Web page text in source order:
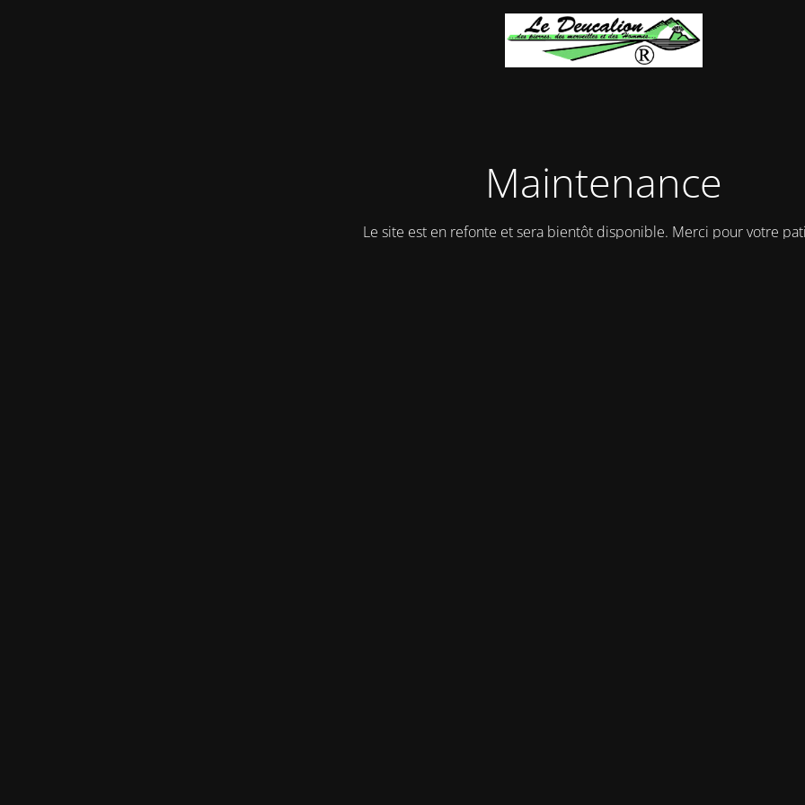
Maintenance
Le site est en refonte et sera bientôt disponible. Merci pour votre